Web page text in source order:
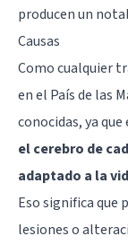
producen un
Causas
Como cualquier
en el País de las
conocidas, ya
el cerebro de
adaptado a la
Eso significa que
lesiones o